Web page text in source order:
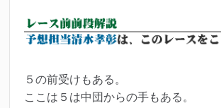
５の前受けもある。
ここは５は中団からの手もある。